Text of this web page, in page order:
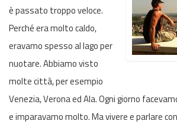
è passato troppo veloce.
Perché era molto caldo,
eravamo spesso al lago per
nuotare. Abbiamo visto
molte città, per esempio
Venezia, Verona ed Ala. Ogni giorno
e imparavamo molto. Ma vivere e parlare